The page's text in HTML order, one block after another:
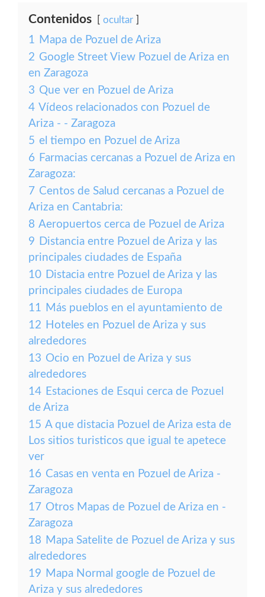
Contenidos ocultar
1 Mapa de Pozuel de Ariza
2 Google Street View Pozuel de Ariza en
en Zaragoza
3 Que ver en Pozuel de Ariza
4 Vídeos relacionados con Pozuel de
Ariza - - Zaragoza
5 el tiempo en Pozuel de Ariza
6 Farmacias cercanas a Pozuel de Ariza en
Zaragoza:
7 Centos de Salud cercanas a Pozuel de
Ariza en Cantabria:
8 Aeropuertos cerca de Pozuel de Ariza
9 Distancia entre Pozuel de Ariza y las
principales ciudades de España
10 Distacia entre Pozuel de Ariza y las
principales ciudades de Europa
11 Más pueblos en el ayuntamiento de
12 Hoteles en Pozuel de Ariza y sus
alrededores
13 Ocio en Pozuel de Ariza y sus
alrededores
14 Estaciones de Esqui cerca de Pozuel
de Ariza
15 A que distacia Pozuel de Ariza esta de
Los sitios turisticos que igual te apetece
ver
16 Casas en venta en Pozuel de Ariza -
Zaragoza
17 Otros Mapas de Pozuel de Ariza en -
Zaragoza
18 Mapa Satelite de Pozuel de Ariza y sus
alrededores
19 Mapa Normal google de Pozuel de
Ariza y sus alrededores